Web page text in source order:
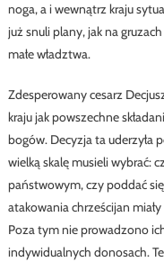
noga, a i wewnątrz kraju
już snuli plany, jak na
małe władztwa.
Zdesperowany cesarz
kraju jak powszechne
bogów. Decyzja ta uderzyła
wielką skalę musieli wybrać:
państwowym, czy poddać
atakowania chrześcijan
Poza tym nie prowadzono
indywidualnych donosach.